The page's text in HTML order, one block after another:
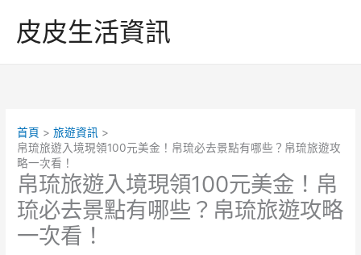
皮皮生活資訊
首頁
旅遊資訊
帛琉旅遊入境現領100元美金！帛琉必去景點有哪些？帛琉旅遊攻
略一次看！
帛琉旅遊入境現領100元美金！帛
琉必去景點有哪些？帛琉旅遊攻略
一次看！